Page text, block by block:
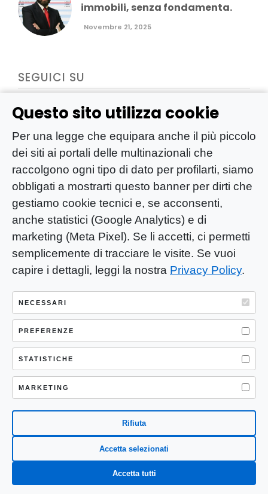
Questo sito utilizza cookie
Per una legge che equipara anche il più piccolo
dei siti ai portali delle multinazionali che
raccolgono ogni tipo di dato per profilarti, siamo
obbligati a mostrarti questo banner per dirti che
gestiamo cookie tecnici e, se acconsenti,
anche statistici (Google Analytics) e di
marketing (Meta Pixel). Se li accetti, ci permetti
semplicemente di tracciare le visite. Se vuoi
capire i dettagli, leggi la nostra Privacy Policy.
NECESSARI
PREFERENZE
STATISTICHE
MARKETING
Rifiuta
Accetta selezionati
Accetta tutti
immobili, senza fondamenta.
Novembre 21, 2025
SEGUICI SU
YOU-ng Slow Journalism è una testata
giornalistica di proprietà di Mastino S.R.L.
Registrazione presso Trib. Santa Maria
Capua Vetere (CE) n° 900 del 31/01/2025 |
ISSN 3103-4683
P.IVA: 04755530617
Sede Legale: CASERTA – VIA LORENZO MARIA
NERONI 11 CAP 81100